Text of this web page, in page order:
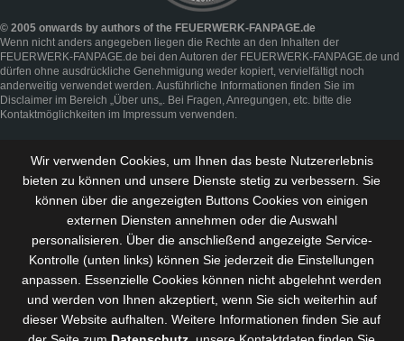
© 2005 onwards by authors of the FEUERWERK-FANPAGE.de
Wenn nicht anders angegeben liegen die Rechte an den Inhalten der
FEUERWERK-FANPAGE.de bei den Autoren der FEUERWERK-FANPAGE.de und
dürfen ohne ausdrückliche Genehmigung weder kopiert, vervielfältigt noch
anderweitig verwendet werden. Ausführliche Informationen finden Sie im
Disclaimer im Bereich „Über uns„. Bei Fragen, Anregungen, etc. bitte die
Kontaktmöglichkeiten im Impressum verwenden.
Wir verwenden Cookies, um Ihnen das beste Nutzererlebnis
bieten zu können und unsere Dienste stetig zu verbessern . Sie
können über die angezeigten Buttons Cookies von einigen
externen Diensten annehmen oder die Auswahl
personalisieren. Über die anschließend angezeigte Service-
Kontrolle (unten links) können Sie jederzeit die Einstellungen
anpassen. Essenzielle Cookies können nicht abgelehnt werden
und werden von Ihnen akzeptiert, wenn Sie sich weiterhin auf
dieser Website aufhalten. Weitere Informationen finden Sie auf